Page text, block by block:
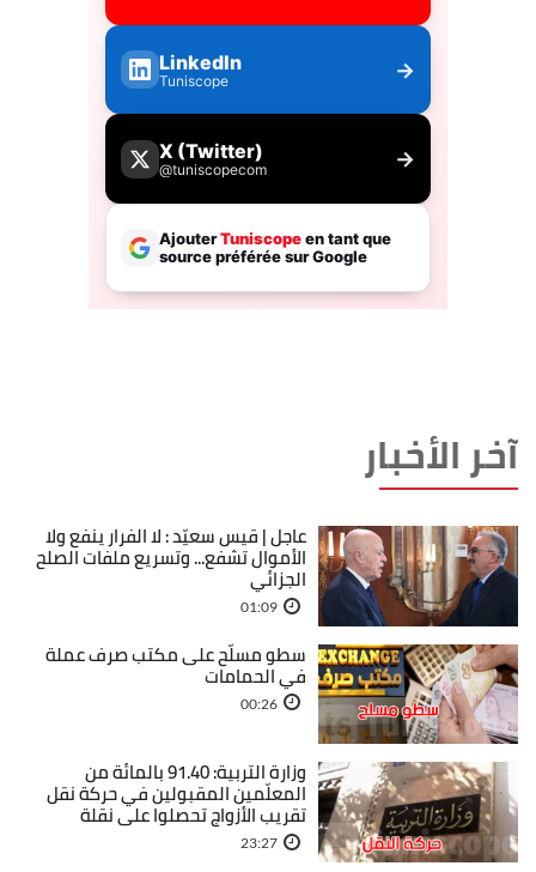
آخر الأخبار
عاجل | قيس سعيّد : لا الفرار ينفع ولا
الأموال تشفع... وتسريع ملفات الصلح
الجزائي
01:09
سطو مسلّح على مكتب صرف عملة
في الحمامات
00:26
وزارة التربية: 91.40 بالمائة من
المعلّمين المقبولين في حركة نقل
تقريب الأزواج تحصلوا على نقلة
23:27